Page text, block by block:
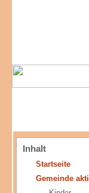
Inhalt
Startseite
Gemeinde